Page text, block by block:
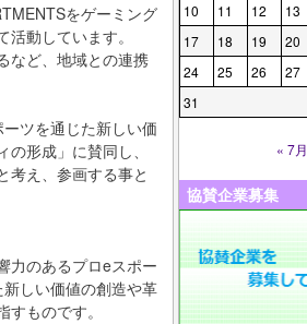
をゲーミング
動しています。
など、地域との連携
ツを通じた新しい価
形成」に賛同し、
考え、参画する事と
力のあるプロeスポー
しい価値の創造や革
ものです。
10
11 12 13
17
18 19 20
24
25 26 27
31
« 7月
協賛企業募集